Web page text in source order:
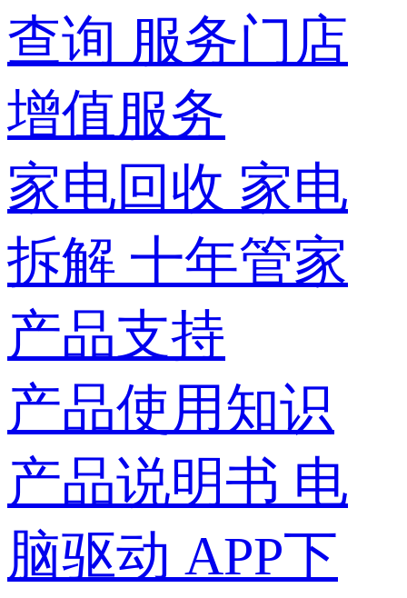
查询 服务门店
增值服务
家电回收 家电
拆解 十年管家
产品支持
产品使用知识
产品说明书 电
脑驱动 APP下